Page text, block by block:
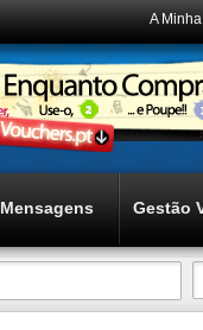
A
Mensagens Gestão